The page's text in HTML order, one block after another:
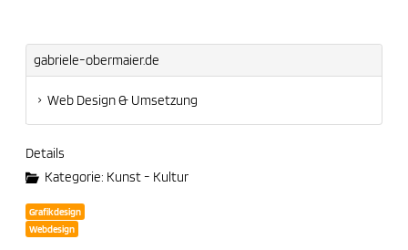
gabriele-obermaier.de
Web Design & Umsetzung
Details
Kategorie: Kunst - Kultur
Grafikdesign
Webdesign